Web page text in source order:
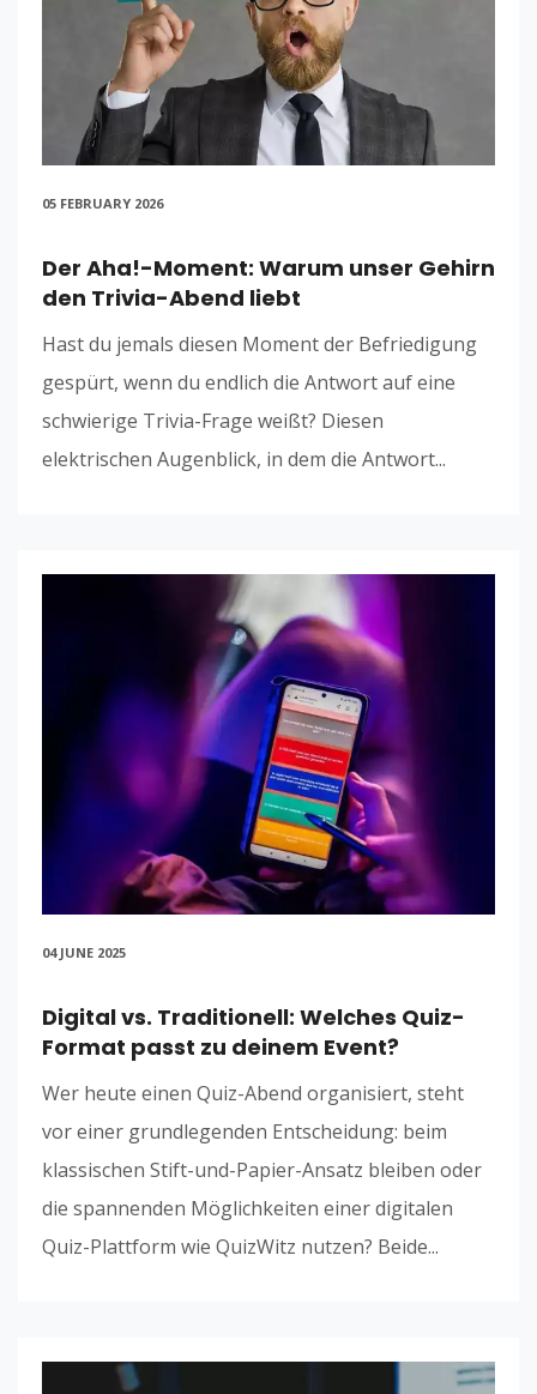
05 FEBRUARY 2026
Der Aha!-Moment: Warum unser Gehirn
den Trivia-Abend liebt
Hast du jemals diesen Moment der Befriedigung
gespürt, wenn du endlich die Antwort auf eine
schwierige Trivia-Frage weißt? Diesen
elektrischen Augenblick, in dem die Antwort...
04 JUNE 2025
Digital vs. Traditionell: Welches Quiz-
Format passt zu deinem Event?
Wer heute einen Quiz-Abend organisiert, steht
vor einer grundlegenden Entscheidung: beim
klassischen Stift-und-Papier-Ansatz bleiben oder
die spannenden Möglichkeiten einer digitalen
Quiz-Plattform wie QuizWitz nutzen? Beide...